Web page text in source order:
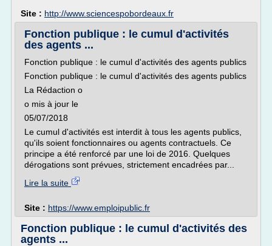
Site : http://www.sciencespobordeaux.fr
Fonction publique : le cumul d'activités
des agents ...
Fonction publique : le cumul d'activités des agents publics
Fonction publique : le cumul d'activités des agents publics
La Rédaction o
o mis à jour le
05/07/2018
Le cumul d'activités est interdit à tous les agents publics,
qu'ils soient fonctionnaires ou agents contractuels. Ce
principe a été renforcé par une loi de 2016. Quelques
dérogations sont prévues, strictement encadrées par...
Lire la suite
Site : https://www.emploipublic.fr
Fonction publique : le cumul d'activités des
agents ...